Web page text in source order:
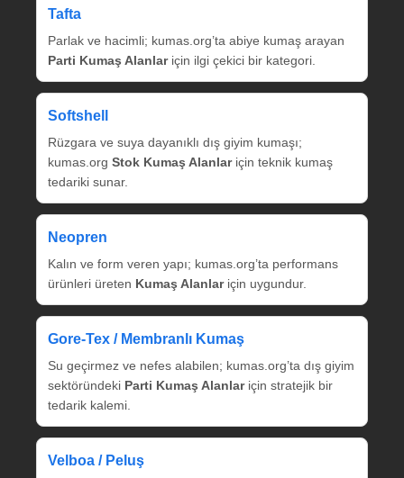
Tafta
Parlak ve hacimli; kumas.org’ta abiye kumaş arayan
Parti Kumaş Alanlariçin ilgi çekici bir kategori.
Softshell
Rüzgara ve suya dayanıklı dış giyim kumaşı;
kumas.org Stok Kumaş Alanlariçin teknik kumaş
tedariki sunar.
Neopren
Kalın ve form veren yapı; kumas.org’ta performans
ürünleri üreten Kumaş Alanlariçin uygundur.
Gore‑Tex / Membranlı Kumaş
Su geçirmez ve nefes alabilen; kumas.org’ta dış giyim
sektöründeki Parti Kumaş Alanlariçin stratejik bir
tedarik kalemi.
Velboa / Peluş